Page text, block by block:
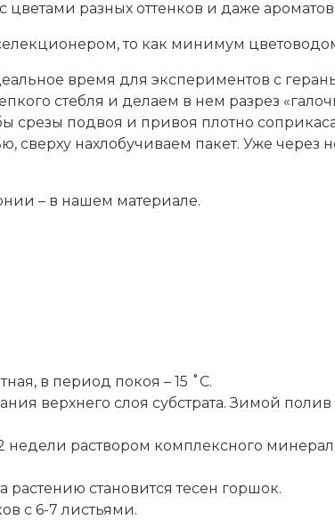
разных оттенков и даже
то как минимум
время для экспериментов с
стебля и делаем в нем разрез
срезы подвоя и привоя плотно
нахлобучиваем пакет. Уже
– в нашем материале.
в период покоя – 15 ˚C.
верхнего слоя субстрата. Зимой
недели раствором комплексного
растению становится тесен горшок.
с 6-7 листьями.